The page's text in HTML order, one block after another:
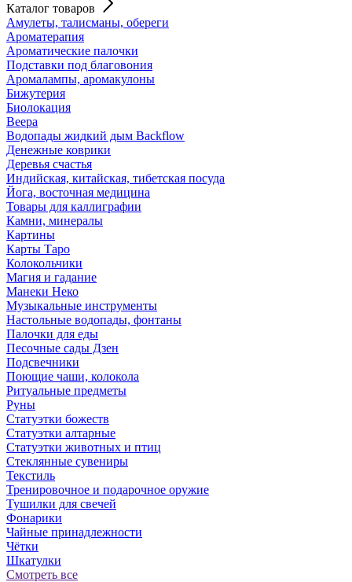
Каталог товаров
Амулеты, талисманы, обереги
Ароматерапия
Ароматические палочки
Подставки под благовония
Аромалампы, аромакулоны
Бижутерия
Биолокация
Веера
Водопады жидкий дым Backflow
Денежные коврики
Деревья счастья
Индийская, китайская, тибетская посуда
Йога, восточная медицина
Товары для каллиграфии
Камни, минералы
Картины
Карты Таро
Колокольчики
Магия и гадание
Манеки Неко
Музыкальные инструменты
Настольные водопады, фонтаны
Палочки для еды
Песочные сады Дзен
Подсвечники
Поющие чаши, колокола
Ритуальные предметы
Руны
Статуэтки божеств
Статуэтки алтарные
Статуэтки животных и птиц
Стеклянные сувениры
Текстиль
Тренировочное и подарочное оружие
Тушилки для свечей
Фонарики
Чайные принадлежности
Чётки
Шкатулки
Смотреть все